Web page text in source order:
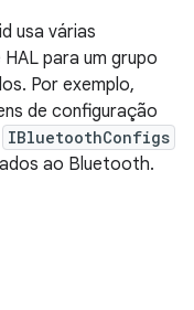
usa várias
para um grupo
Por exemplo,
de configuração
IBluetoothConfigs
ao Bluetooth.